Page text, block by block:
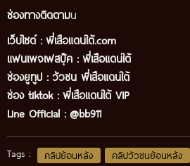
ช่องทางติดตามน
เว็บไซต์ : พี่เสือแดนใต้.com
แฟนเพจเฟสบุ๊ค : พี่เสือแดนใต้
ช่องยูทูป : วัวชน พี่เสือแดนใต้
ช่อง tiktok : พี่เสือแดนใต้ VIP
Line Official : @bb911
Tags : คลิปย้อนหลัง คลิปวัวชนย้อนหลัง